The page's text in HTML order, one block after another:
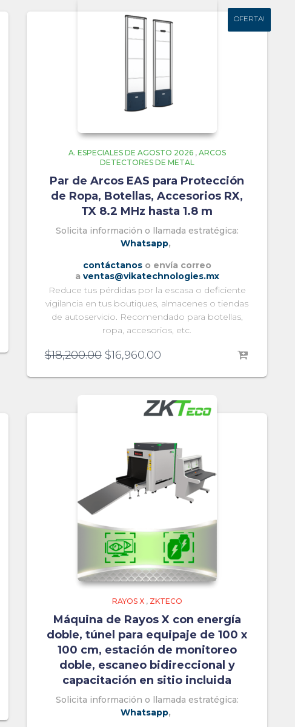
OFERTA!
OFERTA!
A. ESPECIALES DE AGOSTO 2026, ARCOS
DETECTORES DE METAL
Par de Arcos EAS para Protección
de Ropa, Botellas, Accesorios RX,
TX 8.2 MHz hasta 1.8 m
Solicita información o llamada estratégica:
Whatsapp,
contáctanos o envía correo
a ventas@vikatechnologies.mx
Reduce tus pérdidas por la escasa o deficiente
vigilancia en tus boutiques, almacenes o tiendas
de autoservicio. Recomendado para botellas,
ropa, accesorios, etc.
$18,200.00 $16,960.00
RAYOS X, ZKTECO
Máquina de Rayos X con energía
doble, túnel para equipaje de 100 x
100 cm, estación de monitoreo
doble, escaneo bidireccional y
capacitación en sitio incluida
Solicita información o llamada estratégica:
Whatsapp,